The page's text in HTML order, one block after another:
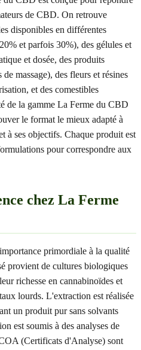
de CBD. On retrouve
disponibles en différentes
et parfois 30%), des gélules et
et dosée, des produits
massage), des fleurs et résines
et des comestibles
de la gamme La Ferme du CBD
le format le mieux adapté à
à ses objectifs. Chaque produit est
pour correspondre aux
chez La Ferme
primordiale à la qualité
provient de cultures biologiques
richesse en cannabinoïdes et
lourds. L'extraction est réalisée
un produit pur sans solvants
est soumis à des analyses de
(Certificats d'Analyse) sont